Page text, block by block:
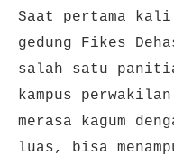
Saat pertama kali
gedung Fikes
salah satu
kampus
merasa kagum
luas, bisa